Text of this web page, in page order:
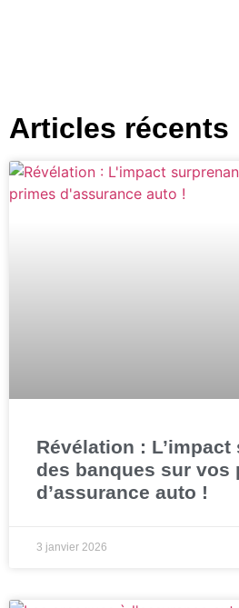
Articles récents
Révélation :
des banques sur vos
d’assurance auto !
3 janvier 2026